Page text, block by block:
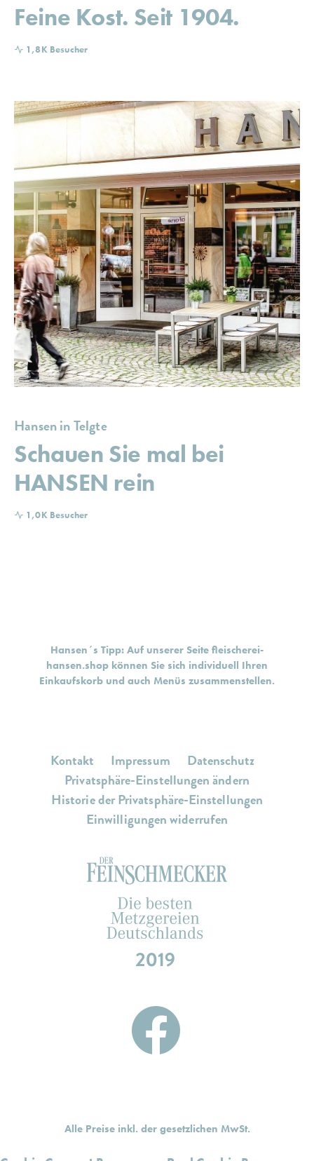
Feine Kost. Seit 1904.
1,8K Besucher
Hansen in Telgte
Schauen Sie mal bei
HANSEN rein
1,0K Besucher
Hansen´s Tipp: Auf unserer Seite fleischerei-
hansen.shop können Sie sich individuell Ihren
Einkaufskorb und auch Menüs zusammenstellen.
Kontakt Impressum
Datenschutz
Privatsphäre-Einstellungen ändern
Historie der Privatsphäre-Einstellungen
Einwilligungen widerrufen
Alle Preise inkl. der gesetzlichen MwSt.